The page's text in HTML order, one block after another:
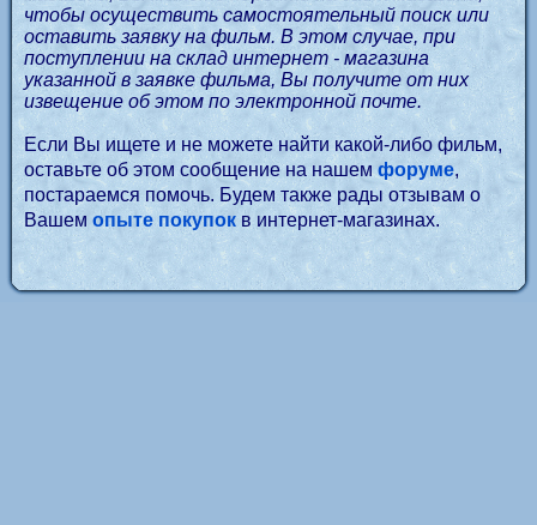
чтобы осуществить самостоятельный поиск или
оставить заявку на фильм. В этом случае, при
поступлении на склад интернет - магазина
указанной в заявке фильма, Вы получите от них
извещение об этом по электронной почте.
Если Вы ищете и не можете найти какой-либо фильм,
оставьте об этом сообщение на нашемфоруме,
постараемся помочь. Будем также рады отзывам о
Вашем опыте покупок в интернет-магазинах.